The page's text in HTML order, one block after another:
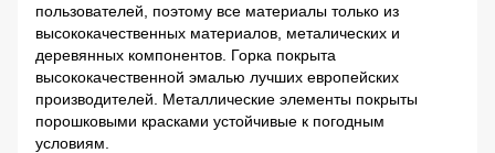
пользователей, поэтому все материалы только из
высококачественных материалов, металических и
деревянных компонентов. Горка покрыта
высококачественной эмалью лучших европейских
производителей. Металлические элементы покрыты
порошковыми красками устойчивые к погодным
условиям.